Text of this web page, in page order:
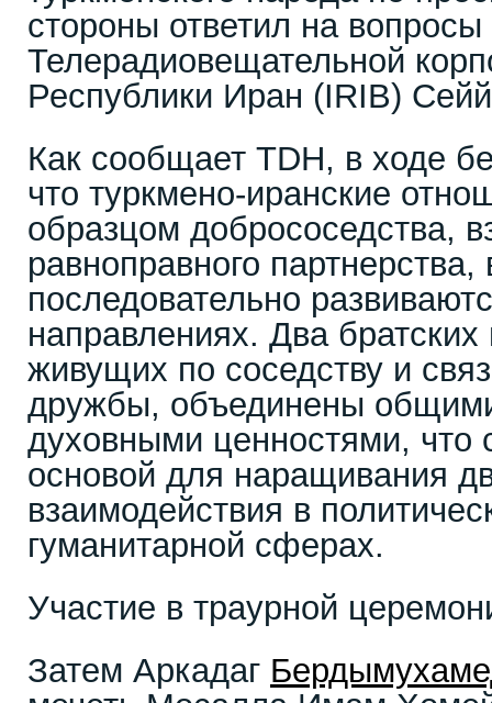
стороны ответил на
Телерадиовещательной
Республики Иран (IRIB)
Как сообщает TDH, в ходе
что туркмено-иранские
образцом добрососедства,
равноправного
последовательно
направлениях. Два
живущих по соседству и
дружбы, объединены
духовными ценностями, что
основой для наращивания
взаимодействия в
гуманитарной сферах.
Участие в траурной
Затем Аркадаг